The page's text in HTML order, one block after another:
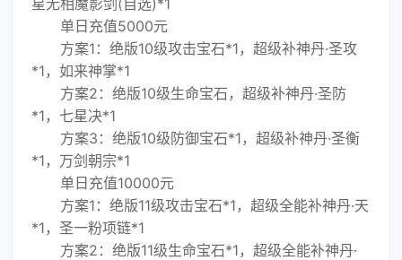
星无相魔影剑(自选)*1
单日充值5000元
方案1：绝版10级攻击宝石*1，超级补神丹·圣攻
*1，如来神掌*1
方案2：绝版10级生命宝石，超级补神丹·圣防
*1，七星决*1
方案3：绝版10级防御宝石*1，超级补神丹·圣衡
*1，万剑朝宗*1
单日充值10000元
方案1：绝版11级攻击宝石*1，超级全能补神丹·天
*1，圣一粉项链*1
方案2：绝版11级生命宝石*1，超级全能补神丹·